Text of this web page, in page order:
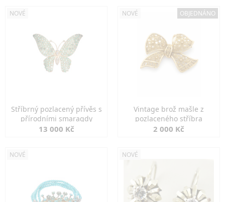
NOVÉ
Stříbrný pozlacený přívěs s
přírodními smaragdy
13 000 Kč
NOVÉ OBJEDNÁNO
Vintage brož mašle z
pozlaceného stříbra
2 000 Kč
NOVÉ NOVÉ